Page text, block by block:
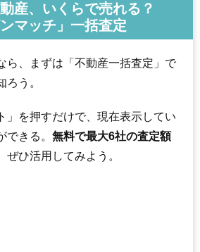
産、いくらで売れる？
ンマッチ」一括査定
ら、まずは「不動産一括査定」で
ろう。
」を押すだけで、現在表示してい
できる。 無料で最大6社の査定額
ぜひ活用してみよう。